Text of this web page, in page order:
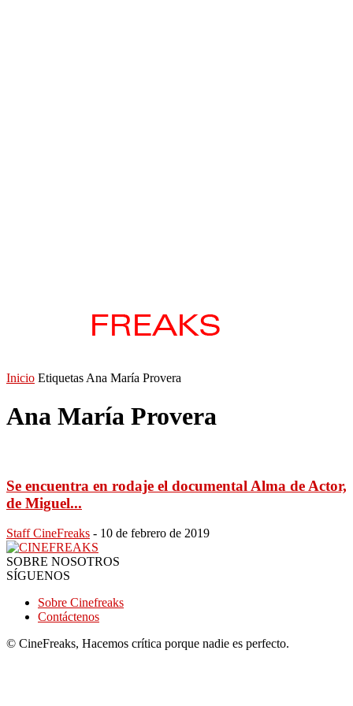
Inicio Etiquetas Ana María Provera
Ana María Provera
Se encuentra en rodaje el documental Alma de Actor,
de Miguel...
Staff CineFreaks - 10 de febrero de 2019
SOBRE NOSOTROS
SÍGUENOS
Sobre Cinefreaks
Contáctenos
© CineFreaks, Hacemos crítica porque nadie es perfecto.